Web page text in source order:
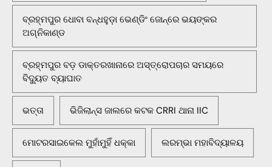
ବ୍ରହ୍ମପୁର ଧୋବା ବନ୍ଧହୁଡ଼ା ଭେଣ୍ଡିଂ ଜୋନ୍‌ରେ ଭୟଙ୍କର
ଅଗ୍ନିକାଣ୍ଡ
ବ୍ରହ୍ମପୁର ବଡ଼ ଡାକ୍ତରଖାନାରେ ଅସ୍ତ୍ରୋପଚାର ସମୟରେ
ବିଦ୍ୟୁତ ବ୍ୟାଘାତ
ଭତ୍ତା ଭିଜିଲାନ୍ସ ଜାଲରେ କଟକ CRRI ଥାନା IIC
ମୋଟରସାଇକେଲ ମୁହାଁମୁହିଁ ଧକ୍କା ଲରମ୍ଭା ମହାବିଦ୍ୟାଳୟ